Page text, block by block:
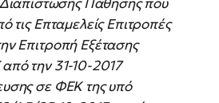
τις Επταμελείς Επιτροπές
Επιτροπή Εξέτασης
την 31-10-2017
σε ΦΕΚ της υπό